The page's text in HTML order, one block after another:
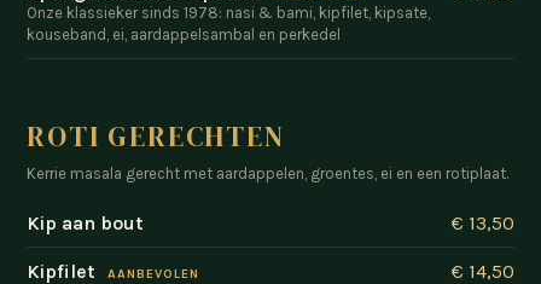
Onze klassieker sinds 1978: nasi & bami, kipfilet, kipsate,
kouseband, ei, aardappelsambal en perkedel
ROTI GERECHTEN
Kerrie masala gerecht met aardappelen, groentes, ei en een rotiplaat.
Kip aan bout € 13,50
Kipfilet AANBEVOLEN € 14,50